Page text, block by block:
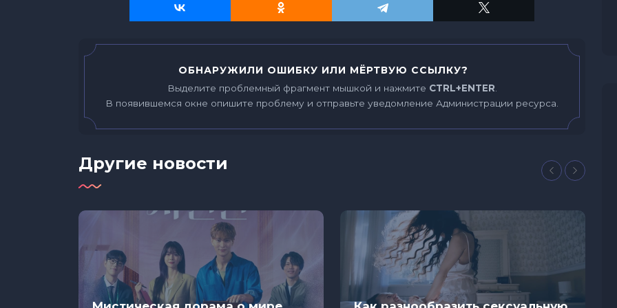
ОБНАРУЖИЛИ ОШИБКУ ИЛИ МЁРТВУЮ ССЫЛКУ?
Выделите проблемный фрагмент мышкой и нажмите CTRL+ENTER
В появившемся окне опишите проблему и отправьте уведомление Администрации ресурса.
Другие новости